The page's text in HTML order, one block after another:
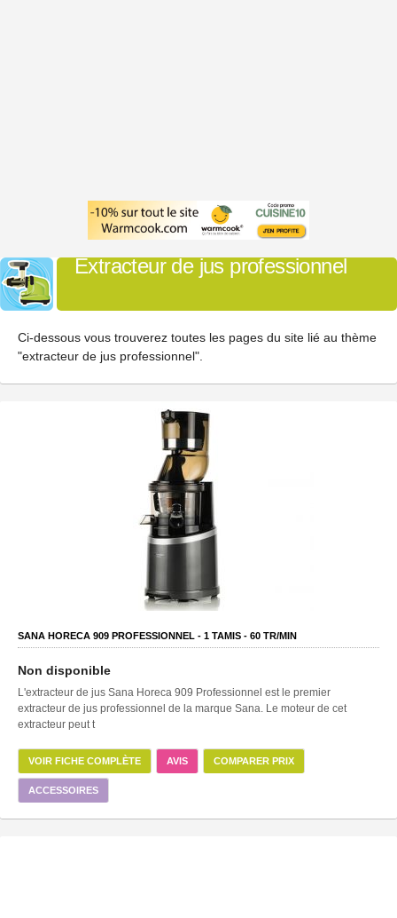
Extracteur de jus professionnel
Ci-dessous vous trouverez toutes les pages du site lié au thème
"extracteur de jus professionnel".
SANA HORECA 909 PROFESSIONNEL - 1 TAMIS - 60 TR/MIN
Non disponible
L'extracteur de jus Sana Horeca 909 Professionnel est le premier
extracteur de jus professionnel de la marque Sana. Le moteur de cet
extracteur peut t
VOIR FICHE COMPLÈTE AVIS COMPARER PRIX
ACCESSOIRES